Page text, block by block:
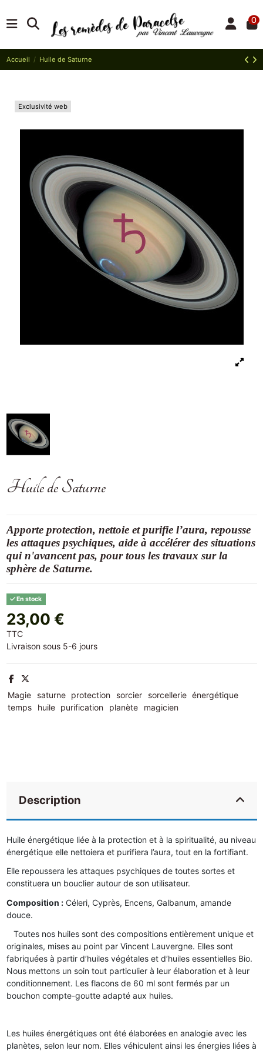
0
Accueil Huile de Saturne
Exclusivité web
Huile de Saturne
Apporte protection, nettoie et purifie l’aura, repousse
les attaques psychiques, aide à accélérer des situations
qui n'avancent pas, pour tous les travaux sur la
sphère de Saturne.
En stock
23,00 €
TTC
Livraison sous 5-6 jours
Magie saturne protection sorcier sorcellerie énergétique
temps
huile purification planète magicien
Description
Huile énergétique liée à la protection et à la spiritualité, au niveau
énergétique elle nettoiera et purifiera l’aura, tout en la fortifiant.
Elle repoussera les attaques psychiques de toutes sortes et
constituera un bouclier autour de son utilisateur.
Composition :Céleri, Cyprès, Encens, Galbanum, amande
douce.
Toutes nos huiles sont des compositions entièrement unique et
originales, mises au point par Vincent Lauvergne. Elles sont
fabriquées à partir d’huiles végétales et d’huiles essentielles Bio.
Nous mettons un soin tout particulier à leur élaboration et à leur
conditionnement. Les flacons de 60 ml sont fermés par un
bouchon compte-goutte adapté aux huiles.
Les huiles énergétiques ont été élaborées en analogie avec les
planètes, selon leur nom. Elles véhiculent ainsi les énergies liées à